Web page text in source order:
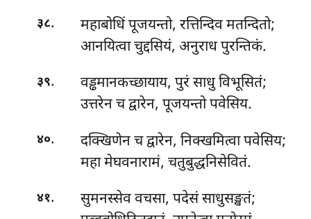
३८. महाबोधिंपूजयन्तो, रत्तिन्दिव मतन्दितो;
आनयित्वा चुद्दसियं, अनुराध पुरन्तिकं.
३९.
वड्ढमानकच्छायाय, पुरं साधु विभूसितं;
उत्तरेन च द्वारेन, पूजयन्तो पवेसिय.
४०.
दक्खिणेन च द्वारेन, निक्खमित्वा पवेसिय;
महा मेघवनारामं, चतुबुद्धनिसेवितं.
४१.
सुमनस्सेव वचसा, पदेसं साधुसङ्खतं;